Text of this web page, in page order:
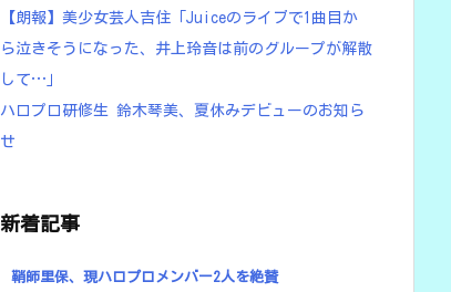
【朗報】美少女芸人吉住「Juiceのライブで1曲目か
ら泣きそうになった、井上玲音は前のグループが解散
して…」
ハロプロ研修生 鈴木琴美、夏休みデビューのお知ら
せ
新着記事
鞘師里保、現ハロプロメンバー2人を絶賛